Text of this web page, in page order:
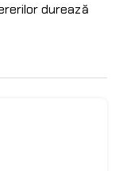
durează